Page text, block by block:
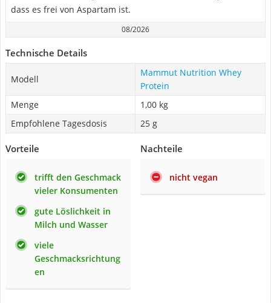
dass es frei von Aspartam ist.
08/2026
Technische Details
Modell
Mammut Nutrition Whey
Protein
Menge
1,00 kg
Empfohlene Tagesdosis
25 g
Vorteile
trifft den Geschmack
vieler Konsumenten
gute Löslichkeit in
Milch und Wasser
viele
Geschmacksrichtung
en
Nachteile
nicht vegan